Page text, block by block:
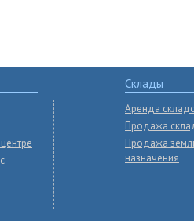
Склады
Аренда
Продажа
Продажа
назначения